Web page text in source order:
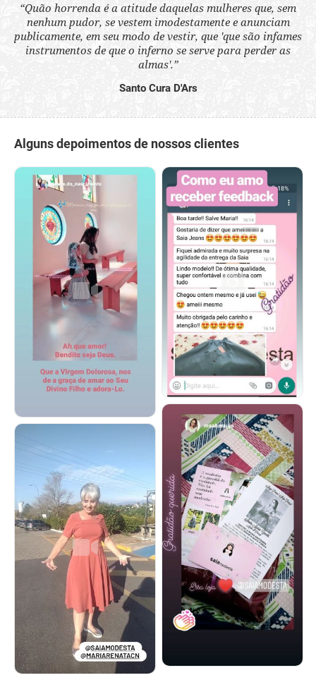
“Quão horrenda é a atitude daquelas mulheres que, sem
nenhum pudor, se vestem imodestamente e anunciam
publicamente, em seu modo de vestir, que 'que são infames
instrumentos de que o inferno se serve para perder as
almas'.”
Santo Cura D'Ars
Alguns depoimentos de nossos clientes